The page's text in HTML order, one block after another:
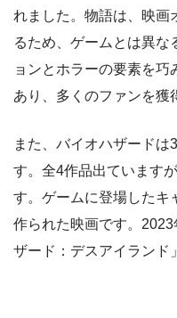
れました。物語は、映画
るため、ゲームとは異な
ョンとホラーの要素を
あり、多くのファンを獲
また、バイオハザードは
す。全4作品出ています
す。ゲームに登場したキ
作られた映画です。
ザード：デスアイランド